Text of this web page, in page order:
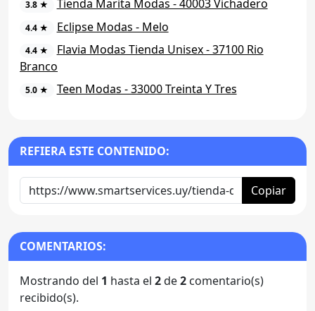
3.8 ★ Tienda Marita Modas - 40003 Vichadero
4.4 ★ Eclipse Modas - Melo
4.4 ★
Flavia Modas Tienda Unisex - 37100 Rio
Branco
5.0 ★ Teen Modas - 33000 Treinta Y Tres
REFIERA ESTE CONTENIDO:
Copiar
COMENTARIOS:
Mostrando del 1 hasta el 2de2 comentario(s)
recibido(s).